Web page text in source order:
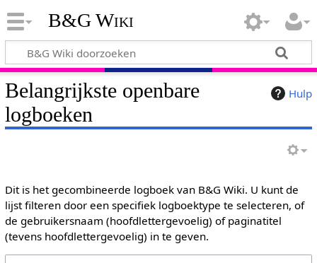
B&G Wiki
Hulp
Belangrijkste openbare
logboeken
Dit is het gecombineerde logboek van B&G Wiki. U kunt de
lijst filteren door een specifiek logboektype te selecteren, of
de gebruikersnaam (hoofdlettergevoelig) of paginatitel
(tevens hoofdlettergevoelig) in te geven.